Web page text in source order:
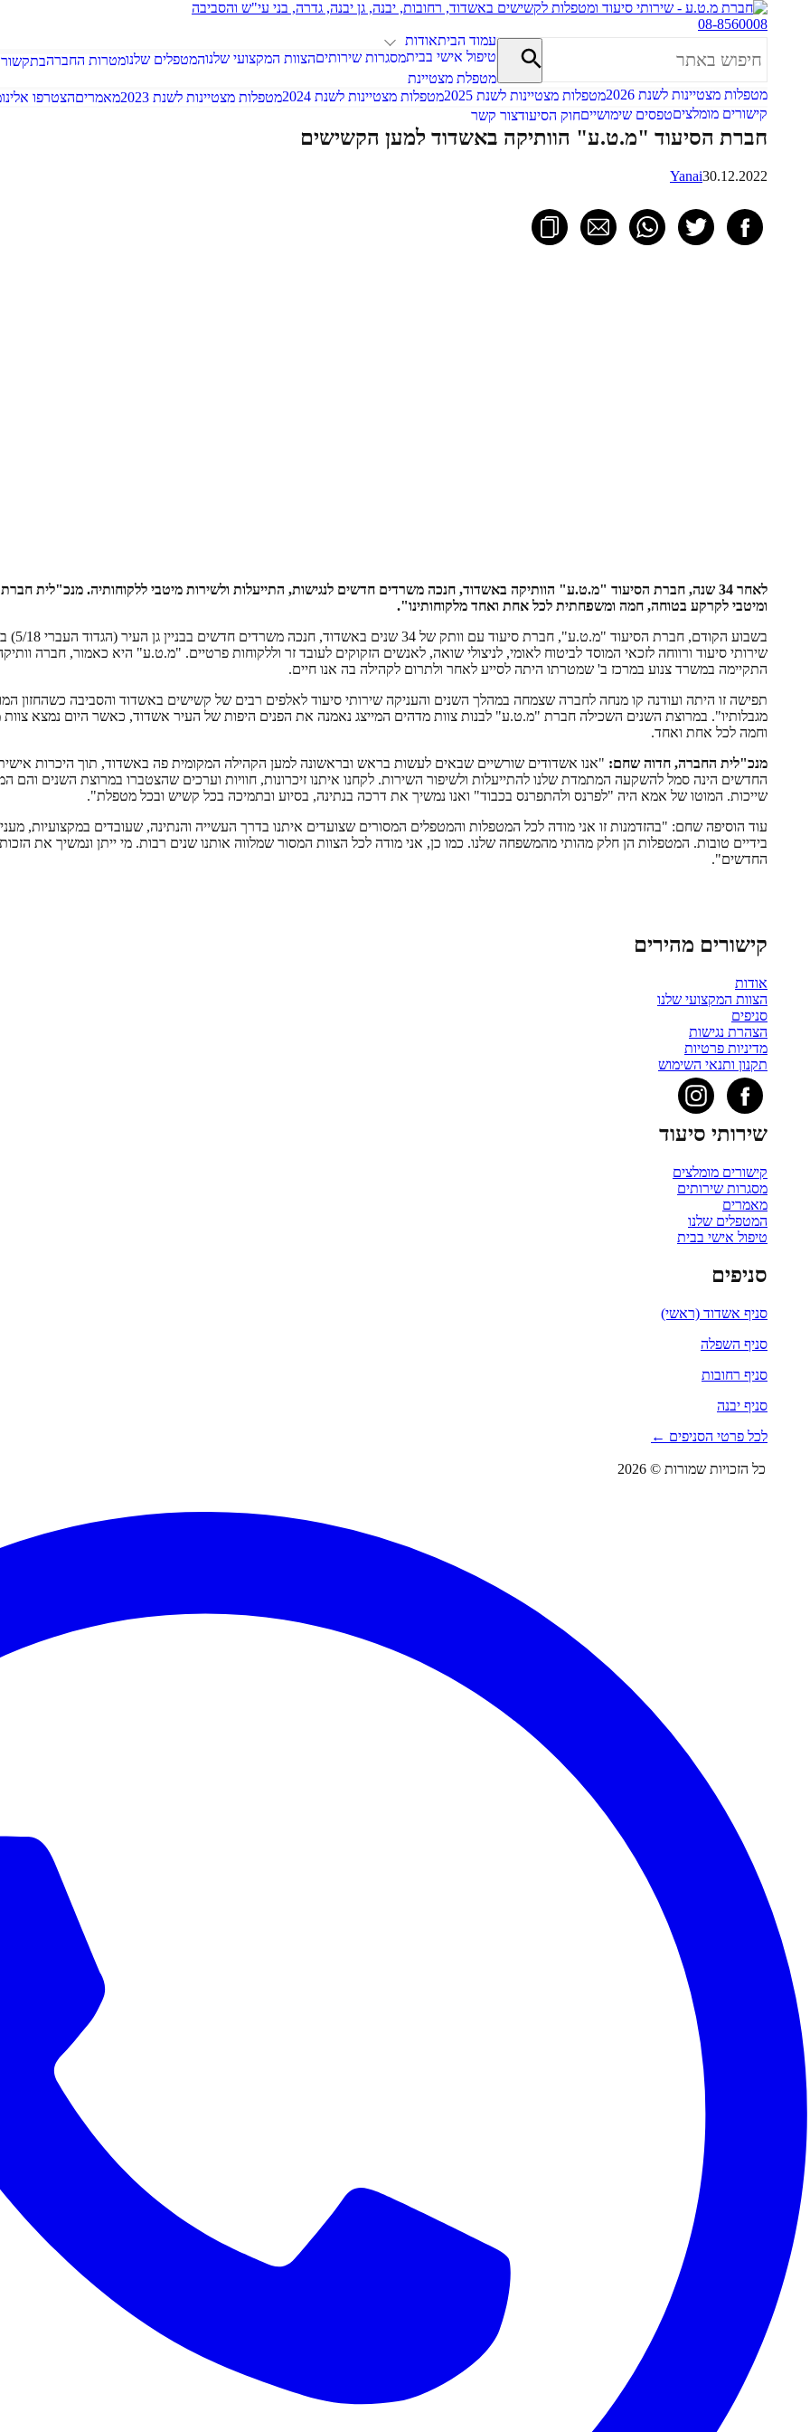
08-8560008
עמוד הביתאודות
טיפול אישי בביתמסגרות שירותיםהצוות המקצועי שלנוהמטפלים שלנומטרות החברה
מטפלת מצטיינת
מטפלות מצטיינות לשנת 2026
מטפלות מצטיינות לשנת 2025 מטפלות מצטיינות לשנת 2024 מטפלות מצטיינות לשנת 2023 מאמריםהצטרפו אלינו
קישורים מומלציםטפסים שימושייםחוק הסיעודצור קשר
חברת הסיעוד "מ.ט.ע" הוותיקה באשדוד למען הקשישים
Yanai30.12.2022
לאחר 34 שנה, חברת הסיעוד "מ.ט.ע" הוותיקה באשדוד, חנכה משרדים חדשים לנגישות, התייעלות ולשירות מיטבי ללקוחותיה.
ומיטבי לקרקע בטוחה, חמה ומשפחתית לכל אחת ואחד מלקוחותינו".
בשבוע
התקיימה במשרד צנוע במרכז ב' שמטרתו היתה לסייע לאחר ולתרום לקהילה בה אנו חיים.
תפישה זו היתה ועודנה קו מנחה לחברה שצמחה במהלך השנים והעניקה שירותי סיעוד לאלפים רבים של קשישים באשדוד והסביבה כשהחזון
מגבלותיו". במרוצת השנים השכילה חברת "מ.ט.ע" לבנות צוות מדהים המייצג נאמנה את הפנים היפות של העיר אשדוד, כאשר היום נמצא צוות
וחמה לכל אחת ואחד.
מנכ"לית החברה, חדוה שחם: "אנו אשדודים שורשיים שבאים לעשות בראש ובראשונה למען הקהילה המקומית פה באשדוד, תוך היכרות
החדשים הינה סמל להשקעה המתמדת שלנו להתייעלות ולשיפור השירות. לקחנו איתנו זיכרונות, חוויות וערכים שהצטברו במרוצת השנים
שייכות. המוטו של אמא היה "לפרנס ולהתפרנס בכבוד" ואנו נמשיך את דרכה בנתינה, בסיוע ובתמיכה בכל קשיש ובכל מטפלת".
עוד הוסיפה שחם: "בהזדמנות זו אני מודה לכל המטפלות והמטפלים המסורים שצועדים איתנו בדרך העשייה והנתינה, שעובדים במקצועיות,
בידיים טובות. המטפלות הן חלק מהותי מהמשפחה שלנו. כמו כן, אני מודה לכל הצוות המסור שמלווה אותנו שנים רבות. מי ייתן ונמשיך את
החדשים".
קישורים מהירים
אודות
הצוות המקצועי שלנו
סניפים
הצהרת נגישות
מדיניות פרטיות
תקנון ותנאי השימוש
שירותי סיעוד
קישורים מומלצים
מסגרות שירותים
מאמרים
המטפלים שלנו
טיפול אישי בבית
סניפים
סניף אשדוד (ראשי)
סניף השפלה
סניף רחובות
סניף יבנה
לכל פרטי הסניפים ←
כל הזכויות שמורות © 2026